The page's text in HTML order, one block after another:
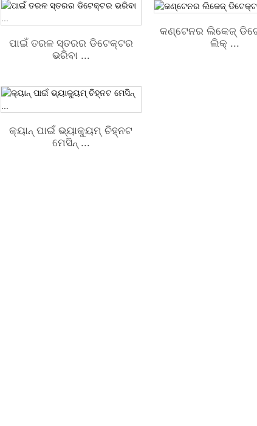
ପାଇଁ ତରଳ ସ୍ତରର ଡିଟେକ୍ଟର
ଭରିବା ...
କଣ୍ଟେନର ଲିକେଜ୍
ଲିକ୍ ...
କ୍ୟାନ୍ ପାଇଁ ଭ୍ୟାକ୍ୟୁମ୍ ଚିହ୍ନଟ
ମେସିନ୍ ...